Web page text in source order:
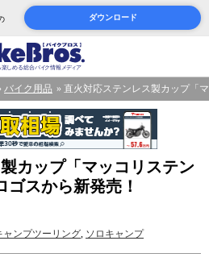
ダウンロード
バイク用品 直火対応ステンレス製カップ「
カップ「マッコリステン
ゴスから新発売！
ャンプツーリング, ソロキャンプ